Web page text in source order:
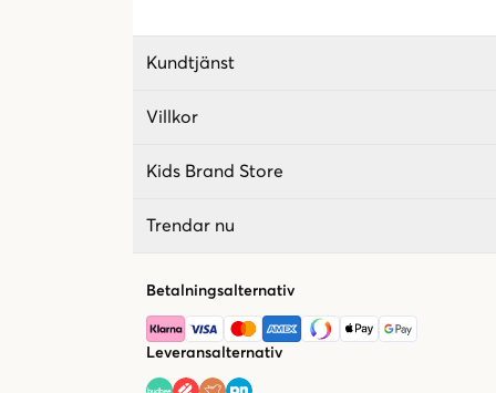
Kundtjänst
Villkor
Kids Brand Store
Trendar nu
Betalningsalternativ
Leveransalternativ